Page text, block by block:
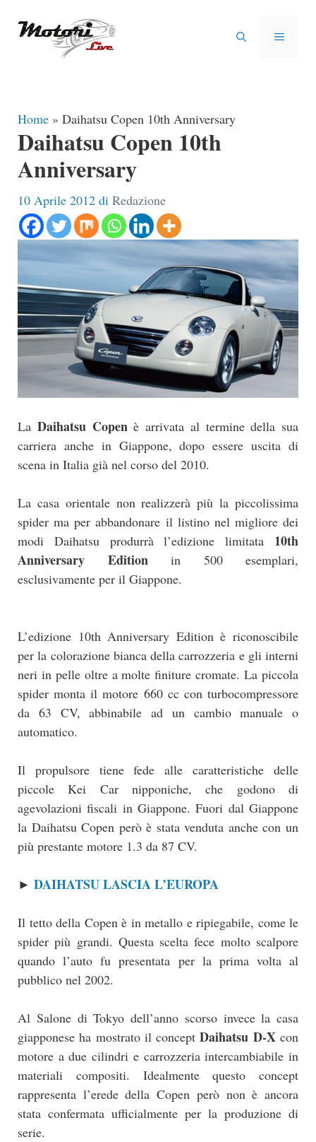
MENU
Home » Daihatsu Copen 10th Anniversary
Daihatsu Copen 10th
Anniversary
10 Aprile 2012 di Redazione
La Daihatsu Copenè arrivata al termine della sua
carriera anche in Giappone, dopo essere uscita di
scena in Italia già nel corso del 2010.
La casa orientale non realizzerà più la piccolissima
spider ma per abbandonare il listino nel migliore dei
modi Daihatsu produrrà l’edizione limitata 10th
Anniversary Editionin 500 esemplari,
esclusivamente per il Giappone.
L’edizione 10th Anniversary Edition è riconoscibile
per la colorazione bianca della carrozzeria e gli interni
neri in pelle oltre a molte finiture cromate. La piccola
spider monta il motore 660 cc con turbocompressore
da 63 CV, abbinabile ad un cambio manuale o
automatico.
Il propulsore tiene fede alle caratteristiche delle
piccole Kei Car nipponiche, che godono di
agevolazioni fiscali in Giappone. Fuori dal Giappone
la Daihatsu Copen però è stata venduta anche con un
più prestante motore 1.3 da 87 CV.
► DAIHATSU LASCIA L’EUROPA
Il tetto della Copen è in metallo e ripiegabile, come le
spider più grandi. Questa scelta fece molto scalpore
quando l’auto fu presentata per la prima volta al
pubblico nel 2002.
Al Salone di Tokyo dell’anno scorso invece la casa
giapponese ha mostrato il conceptDaihatsu D-Xcon
motore a due cilindri e carrozzeria intercambiabile in
materiali compositi. Idealmente questo concept
rappresenta l’erede della Copen però non è ancora
stata confermata ufficialmente per la produzione di
serie.